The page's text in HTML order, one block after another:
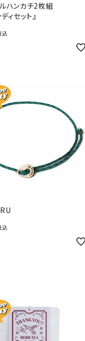
ハンカチ2枚組
ィセット』
込
込